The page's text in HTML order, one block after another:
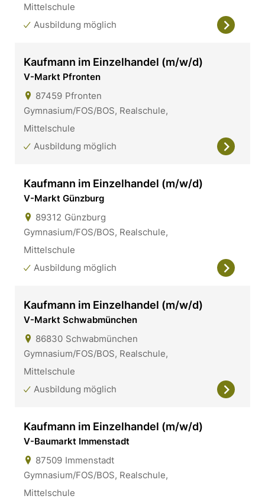
Mittelschule
Ausbildung möglich
Kaufmann im Einzelhandel (m/w/d)
V-Markt Pfronten
87459 Pfronten
Gymnasium/FOS/BOS, Realschule,
Mittelschule
Ausbildung möglich
Kaufmann im Einzelhandel (m/w/d)
V-Markt Günzburg
89312 Günzburg
Gymnasium/FOS/BOS, Realschule,
Mittelschule
Ausbildung möglich
Kaufmann im Einzelhandel (m/w/d)
V-Markt Schwabmünchen
86830 Schwabmünchen
Gymnasium/FOS/BOS, Realschule,
Mittelschule
Ausbildung möglich
Kaufmann im Einzelhandel (m/w/d)
V-Baumarkt Immenstadt
87509 Immenstadt
Gymnasium/FOS/BOS, Realschule,
Mittelschule